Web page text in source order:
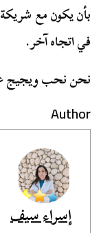
بأن يكون مع
في اتجاه آخر.
نحن نحب ويجيج
Author
إسراء سيف